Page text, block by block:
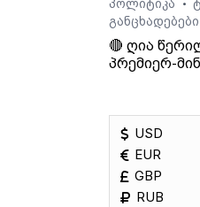
პოლიტიკა
•
განცხადებები
🔴 ღია
პრემიერ-
USD
EUR
GBP
RUB